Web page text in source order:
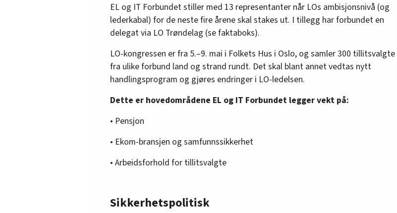
EL og IT Forbundet stiller med 13 representanter når LOs ambisjonsnivå (og
lederkabal) for de neste fire årene skal stakes ut. I tillegg har forbundet en
delegat via LO Trøndelag (se faktaboks).
LO-kongressen er fra 5.–9. mai i Folkets Hus i Oslo, og samler 300 tillitsvalgte
fra ulike forbund land og strand rundt. Det skal blant annet vedtas nytt
handlingsprogram og gjøres endringer i LO-ledelsen.
Dette er hovedområdene EL og IT Forbundet legger vekt på:
• Pensjon
• Ekom-bransjen og samfunnssikkerhet
• Arbeidsforhold for tillitsvalgte
Sikkerhetspolitisk